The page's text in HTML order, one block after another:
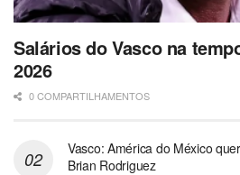
Salários do Vasco na
2026
0 COMPARTILHAMENTOS
Vasco: América do México
Brian Rodriguez